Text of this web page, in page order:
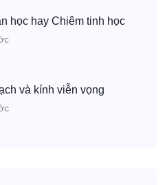
học hay Chiêm tinh học
và kính viễn vọng